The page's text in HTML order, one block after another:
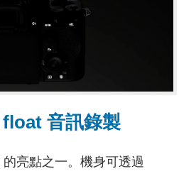
音訊錄製
亮點之一。機身可透過